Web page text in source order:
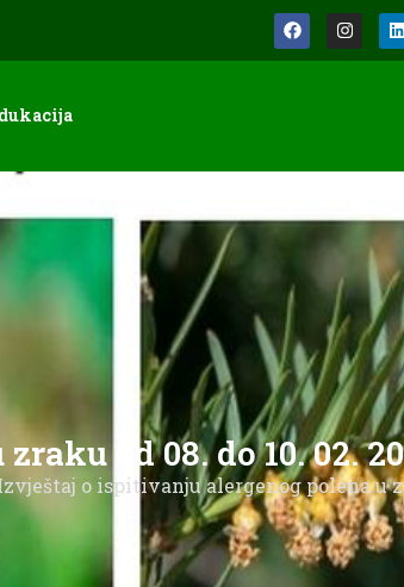
od 08. do 10. 02.
o ispitivanju alergenog polena u